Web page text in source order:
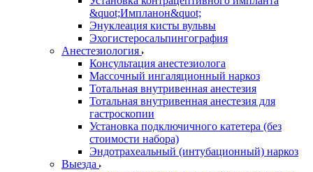
&quot;Импланон&quot;
Энуклеация кисты вульвы
Эхогистеросальпингография
Анестезиология
Консультация анестезиолога
Массочный ингаляционный наркоз
Тотальная внутривенная анестезия
Тотальная внутривенная анестезия для
гастроскопии
Установка подключичного катетера (без
стоимости набора)
Эндотрахеальный (интубационный) наркоз
Выезда